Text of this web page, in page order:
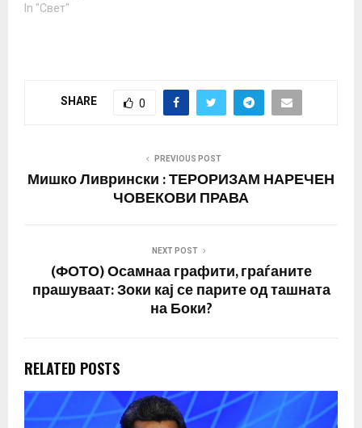
In "Свет"
SHARE 0
PREVIOUS POST
Мишко Ливрински : ТЕРОРИЗАМ НАРЕЧЕН
ЧОВЕКОВИ ПРАВА
NEXT POST
(ФОТО) Осамнаа графити, граѓаните
прашуваат: Зоки кај се парите од ташната
на Боки?
RELATED POSTS